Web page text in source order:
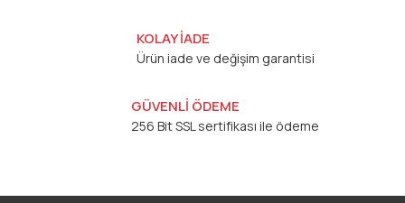
KOLAY İADE
Ürün iade ve değişim garantisi
GÜVENLİ ÖDEME
256 Bit SSL sertifikası ile ödeme